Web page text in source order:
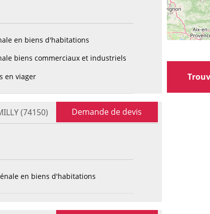
en biens d'habitations
biens commerciaux et industriels
en viager
(74150) Demande de devis
en biens d'habitations